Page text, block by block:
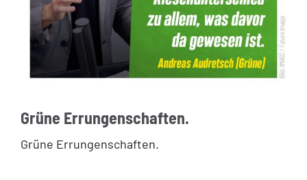
Grüne Errungenschaften.
Grüne Errungenschaften.